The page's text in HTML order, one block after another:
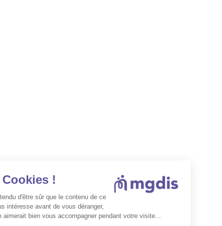
Les Cookies !
On a attendu d'être sûr que le contenu de ce
site vous intéresse avant de vous déranger,
mais on aimerait bien vous accompagner pendant votre visite...